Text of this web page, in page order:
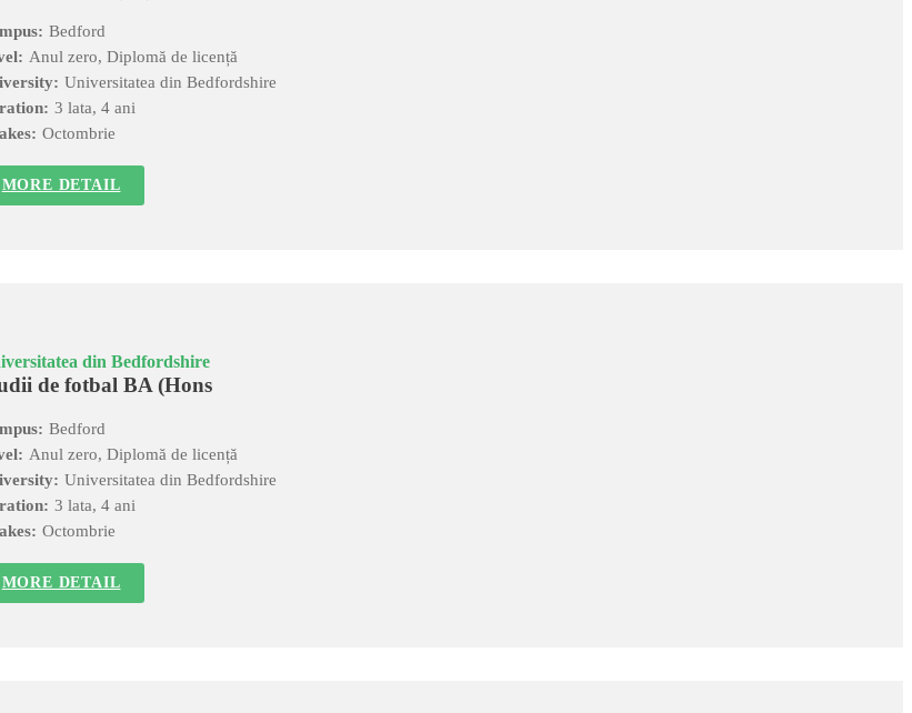
Bedford
Anul zero, Diplomă de licență
Universitatea din Bedfordshire
3 lata, 4 ani
Octombrie
MORE DETAIL
din Bedfordshire
de fotbal BA (Hons
Bedford
Anul zero, Diplomă de licență
Universitatea din Bedfordshire
3 lata, 4 ani
Octombrie
MORE DETAIL